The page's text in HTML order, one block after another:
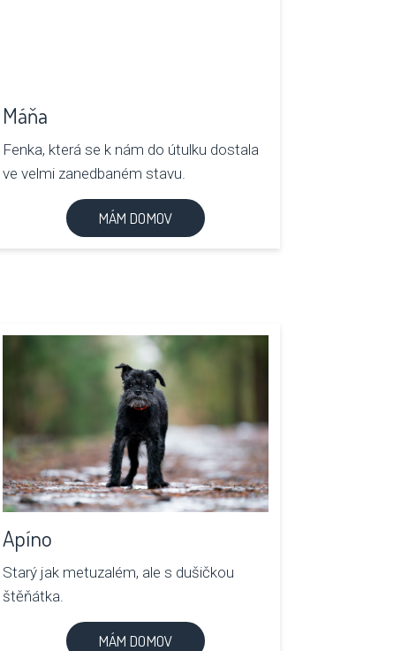
Máňa
Fenka, která se k nám do útulku dostala
ve velmi zanedbaném stavu.
MÁM DOMOV
Apíno
Starý jak metuzalém, ale s dušičkou
štěňátka.
MÁM DOMOV